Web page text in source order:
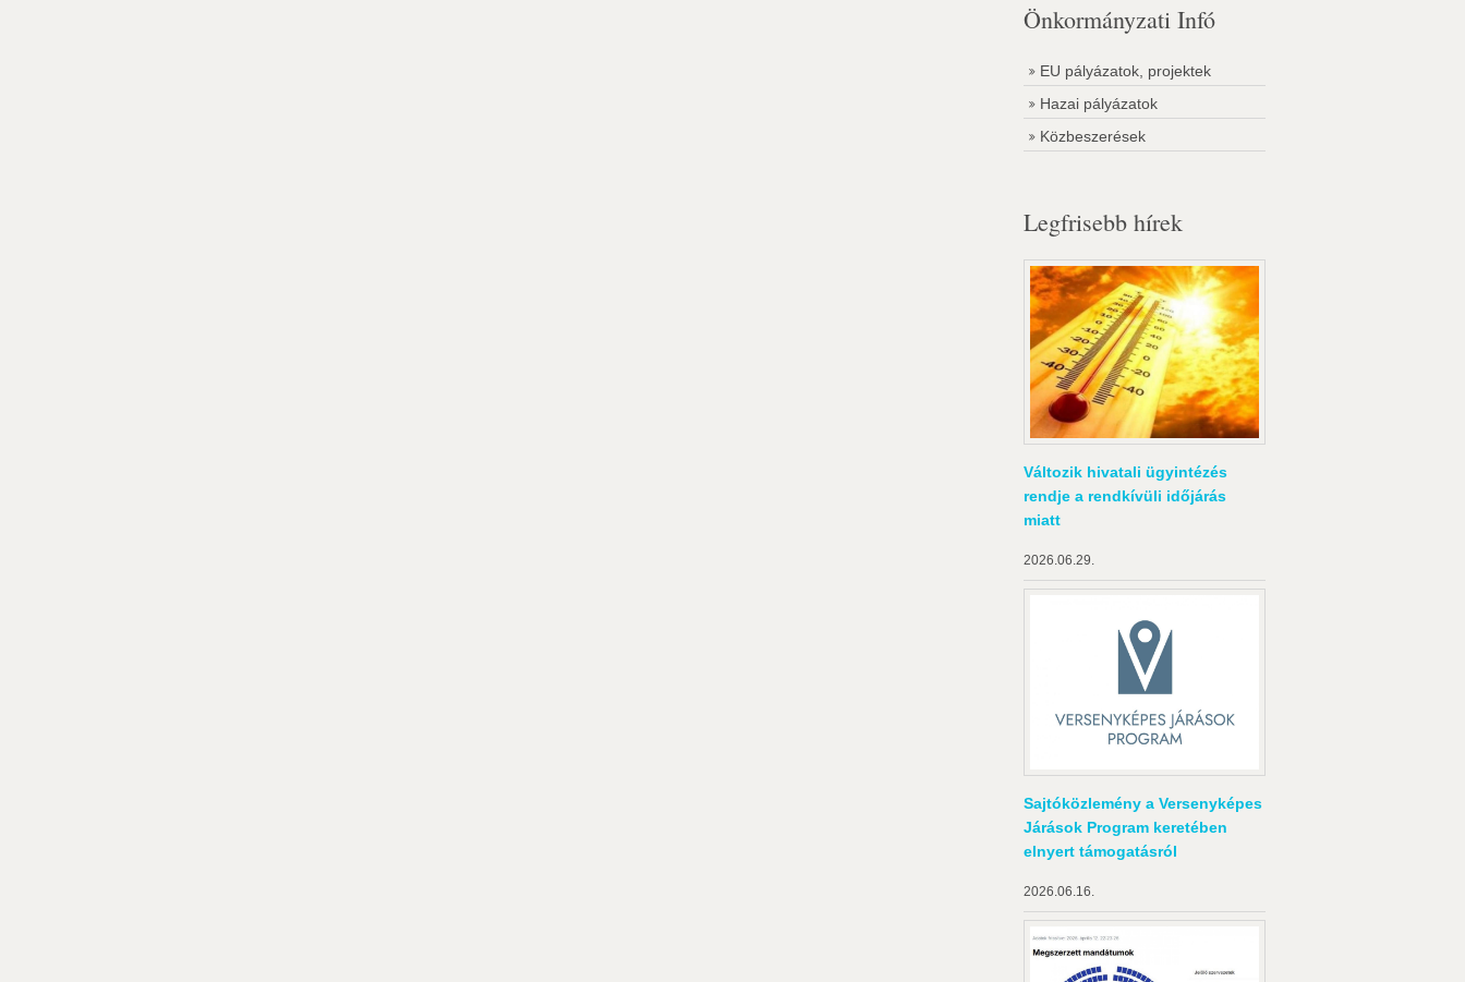
Önkormányzati Infó
EU pályázatok, projektek
Hazai pályázatok
Közbeszerések
Legfrisebb hírek
Változik hivatali ügyintézés
rendje a rendkívüli időjárás
miatt
2026.06.29.
Sajtóközlemény a Versenyképes
Járások Program keretében
elnyert támogatásról
2026.06.16.